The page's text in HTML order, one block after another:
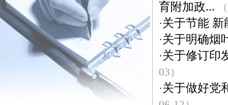
育附加政...
·关于节能
·关于明确烟
·关于修订印
03）
·关于做好党